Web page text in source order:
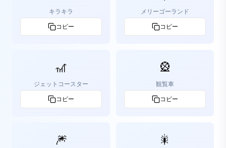
キラキラ
コピー
メリーゴーランド
コピー
🎢
ジェットコースター
コピー
🎡
観覧車
コピー
🎆 🎇